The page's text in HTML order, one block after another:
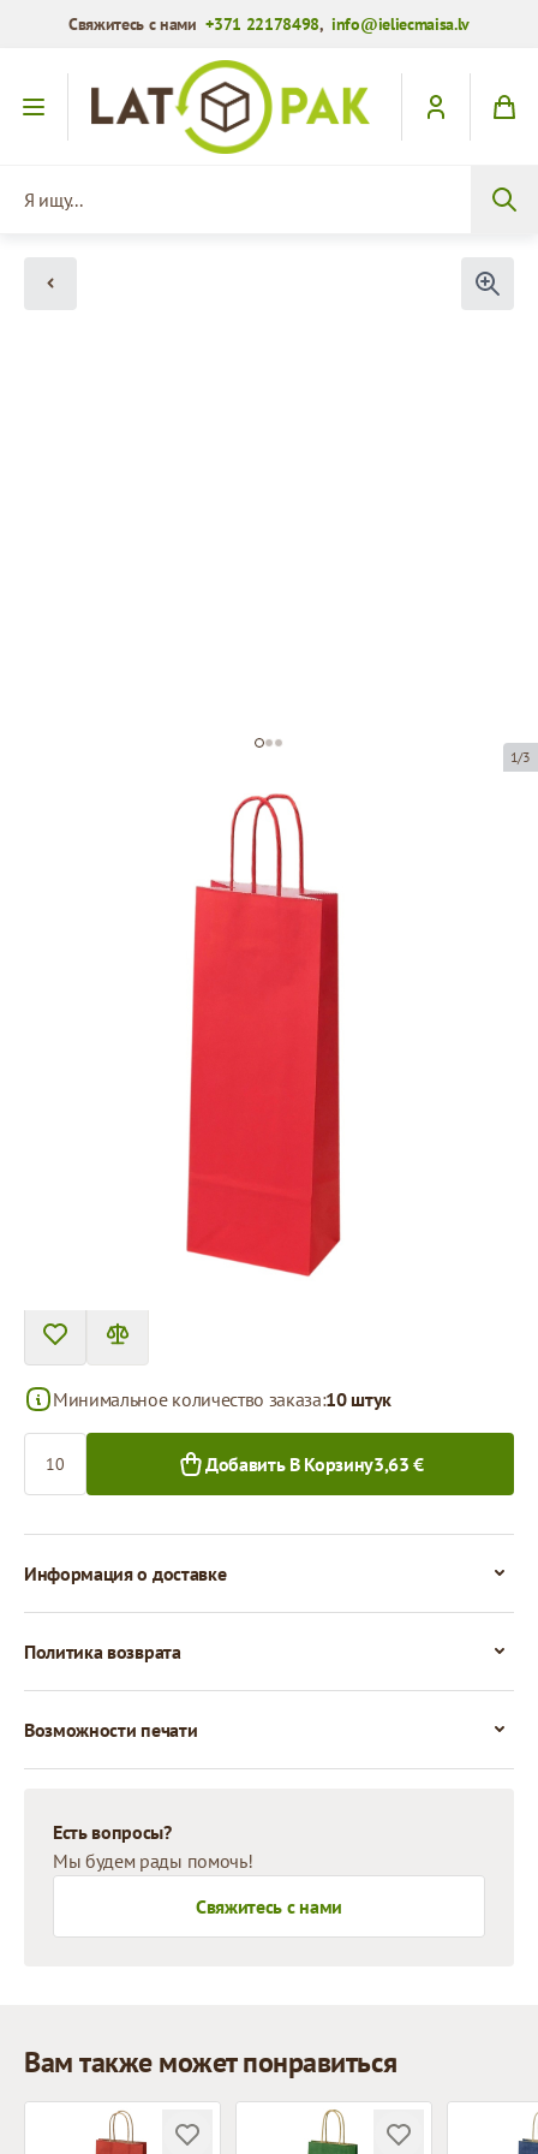
Свяжитесь с нами+371 22178498,info@ieliecmaisa.lv
Перейти к содержимому
1/3
Красные бумажные пакеты с
плетёными ручками
14 x 8 x 39 cm
крафт-бумага
Tовар можно получить в пункте выдачи.
0,34 €
300+ шт.
Минимальное количество заказа:10 штук
Добавить В Корзину3,63 €
Информация о доставке
Политика возврата
Возможности печати
Есть вопросы?
Мы будем рады помочь!
Свяжитесь с нами
Вам также может понравиться